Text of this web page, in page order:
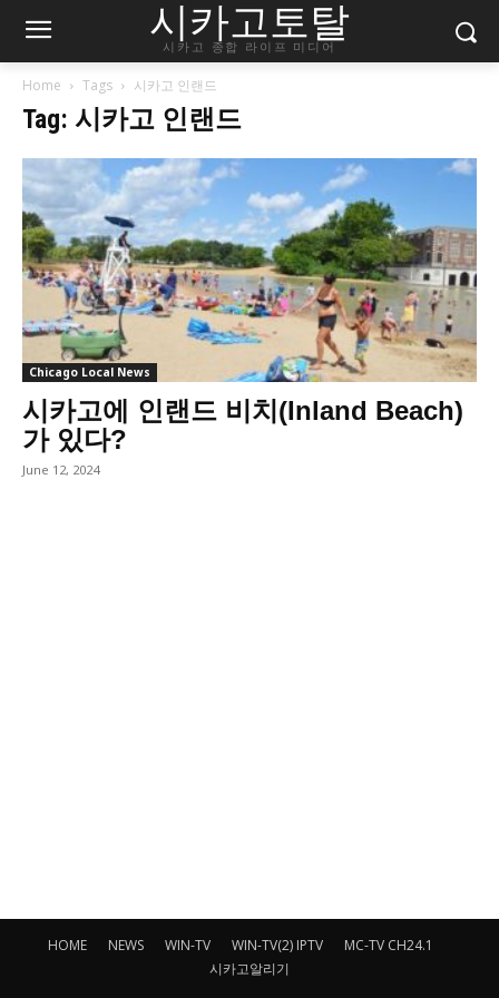
시카고토탈
시카고 종합 라이프 미디어
Home Tags 시카고 인랜드
Tag: 시카고 인랜드
Chicago Local News
시카고에 인랜드 비치(Inland Beach)
가 있다?
June 12, 2024
HOME NEWS WIN-TV WIN-TV(2) IPTV
MC-TV CH24.1
시카고알리기